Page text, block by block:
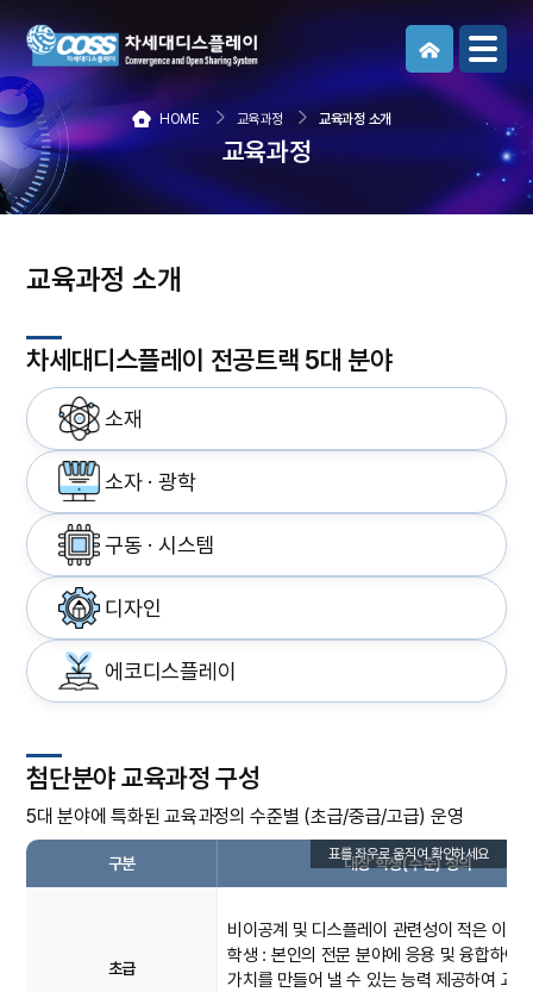
메뉴보기
HOME 교육과정 교육과정 소개
교육과정
교육과정 소개
차세대디스플레이 전공트랙 5대 분야
소재
소자 · 광학
구동 · 시스템
디자인
에코디스플레이
첨단분야 교육과정 구성
5대 분야에 특화된 교육과정의 수준별 (초급/중급/고급) 운영
구분 대상 학생(수준) 정의
초급
비이공계 및 디스플레이 관련성이 적은 이공
학생 : 본인의 전문 분야에 응용 및 융합하여
가치를 만들어 낼 수 있는 능력 제공하여 교